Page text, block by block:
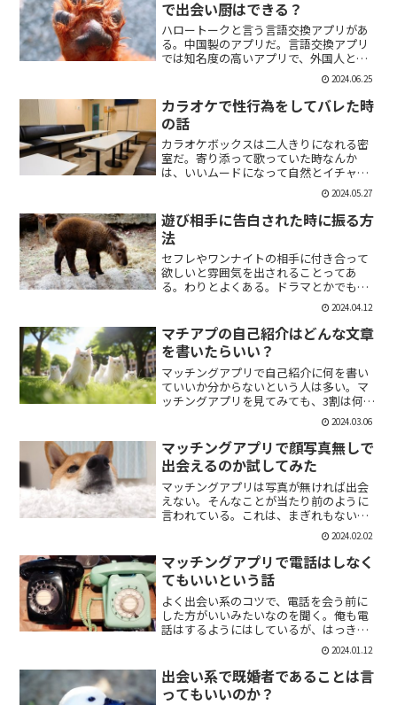
で出会い厨はできる？
ハロートークと言う言語交換アプリがあ
る。中国製のアプリだ。言語交換アプリ
では知名度の高いアプリで、外国人と知
り合いたい付き合いたいという人にも魅
力的には一見魅力的にうつる。外国人の
恋人欲しいよな。俺もエマワトソンと結
婚してえ。ではハロートー...
2024.06.25
カラオケで性行為をしてバレた時
の話
カラオケボックスは二人きりになれる密
室だ。寄り添って歌っていた時なんか
は、いいムードになって自然とイチャイ
チャしはじめてしまうこともある。俺も
よく出会い系で知り合った人とカラオケ
にいったりする。相手もその気だったり
するから、なんかいいムード...
2024.05.27
遊び相手に告白された時に振る方
法
セフレやワンナイトの相手に付き合って
欲しいと雰囲気を出されることってあ
る。わりとよくある。ドラマとかでも、
「1回やっただけで恋人面するな。」みた
いなのがあるけど、現実でもよくある。
そんな時に、相手を気付つけずいかに波
風立てずに振るか。遊び人...
2024.04.12
マチアプの自己紹介はどんな文章
を書いたらいい？
マッチングアプリで自己紹介に何を書い
ていいか分からないという人は多い。マ
ッチングアプリを見てみても、3割は何も
書いていない人がいる。なかには、何を
書いていいか分かりませんー。とだけ書
いている人も。なので、今回の記事はマ
チアプのプロフィールの...
2024.03.06
マッチングアプリで顔写真無しで
出会えるのか試してみた
マッチングアプリは写真が無ければ出会
えない。そんなことが当たり前のように
言われている。これは、まぎれもない事
実だと思う。自分が使う時に写真を載せ
ていない人は無視するし、相手をするに
しても適当にあしらう。写真無しで出会
えるのは、お金が発生する...
2024.02.02
マッチングアプリで電話はしなく
てもいいという話
よく出会い系のコツで、電話を会う前に
した方がいいみたいなのを聞く。俺も電
話はするようにはしているが、はっきり
言っちゃうと電話なんていらない。よっ
ぽど話術や声に自信ある人だけすればい
いと思っている。では、その理由を語っ
ていこう。電話を嫌がる人...
2024.01.12
出会い系で既婚者であることは言
ってもいいのか？